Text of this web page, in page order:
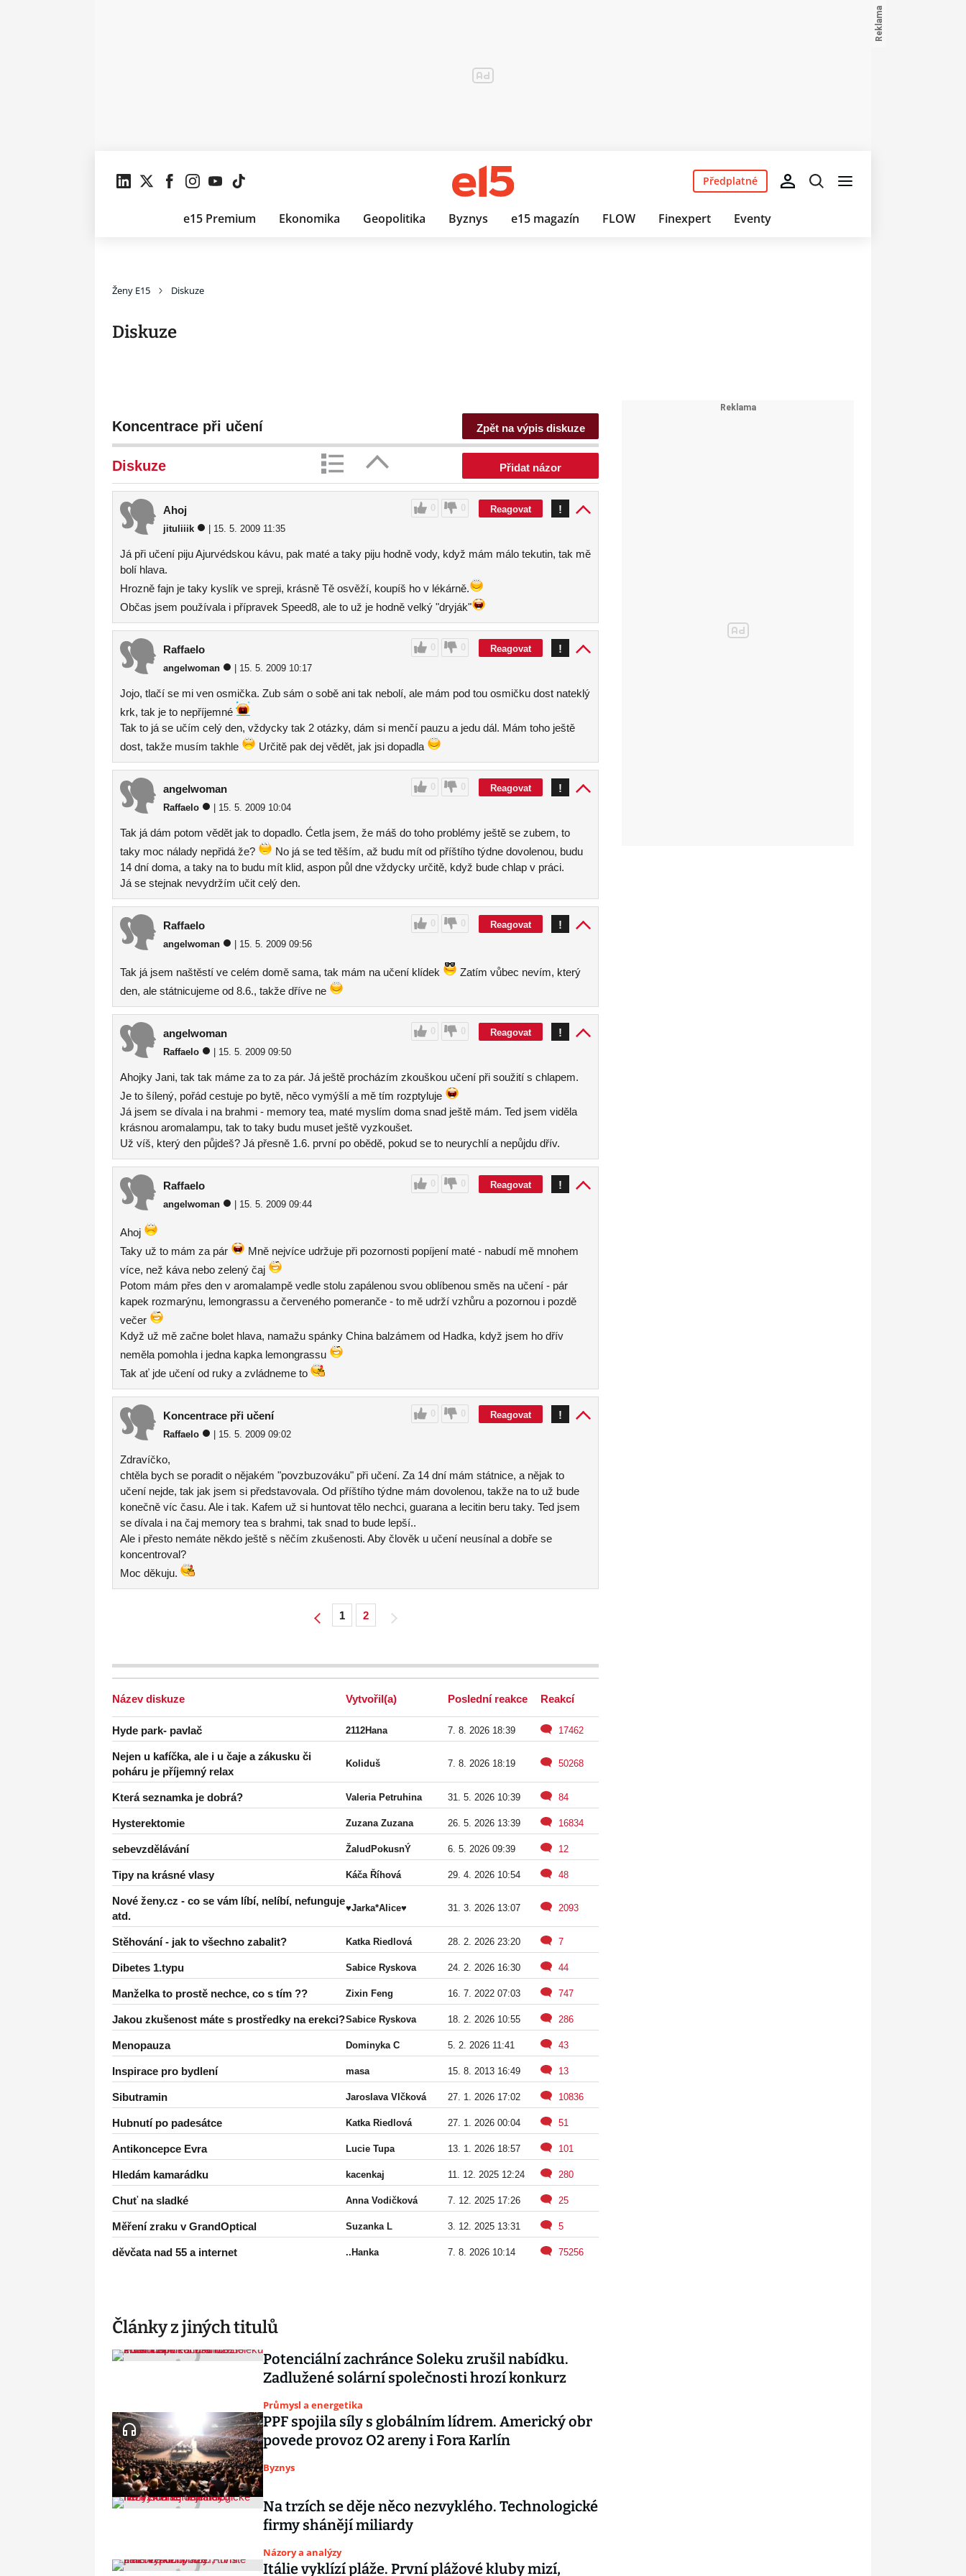
e15 Premium Ekonomika Geopolitika Byznys e15 magazín FLOW Finexpert Eventy
Předplatné
Ženy E15 Diskuze
Diskuze
Koncentrace při učení Zpět na výpis diskuze
Diskuze Přidat názor
Ahoj
jituliiik | 15. 5. 2009 11:35
0 0 Reagovat !
Já při učení piju Ajurvédskou kávu, pak maté a taky piju hodně vody, když mám málo tekutin, tak mě
bolí hlava.
Hrozně fajn je taky kyslík ve spreji, krásně Tě osvěží, koupíš ho v lékárně.
Občas jsem používala i přípravek Speed8, ale to už je hodně velký "dryják"
Raffaelo
angelwoman | 15. 5. 2009 10:17
0 0 Reagovat !
Jojo, tlačí se mi ven osmička. Zub sám o sobě ani tak nebolí, ale mám pod tou osmičku dost nateklý
krk, tak je to nepříjemné
Tak to já se učím celý den, vždycky tak 2 otázky, dám si menčí pauzu a jedu dál. Mám toho ještě
dost, takže musím takhle
Určitě pak dej vědět, jak jsi dopadla
angelwoman
Raffaelo | 15. 5. 2009 10:04
0 0 Reagovat !
Tak já dám potom vědět jak to dopadlo. Ćetla jsem, že máš do toho problémy ještě se zubem, to
taky moc nálady nepřidá že?
No já se ted těším, až budu mít od příštího týdne dovolenou, budu
14 dní doma, a taky na to budu mít klid, aspon půl dne vždycky určitě, když bude chlap v práci.
Já se stejnak nevydržím učit celý den.
Raffaelo
angelwoman | 15. 5. 2009 09:56
0 0 Reagovat !
Tak já jsem naštěstí ve celém domě sama, tak mám na učení klídek
Zatím vůbec nevím, který
den, ale státnicujeme od 8.6., takže dříve ne
angelwoman
Raffaelo | 15. 5. 2009 09:50
0 0 Reagovat !
Ahojky Jani, tak tak máme za to za pár. Já ještě procházím zkouškou učení při soužití s chlapem.
Je to šílený, pořád cestuje po bytě, něco vymýšlí a mě tím rozptyluje
Já jsem se dívala i na brahmi - memory tea, maté myslím doma snad ještě mám. Ted jsem viděla
krásnou aromalampu, tak to taky budu muset ještě vyzkoušet.
Už víš, který den půjdeš? Já přesně 1.6. první po obědě, pokud se to neurychlí a nepůjdu dřív.
Raffaelo
angelwoman | 15. 5. 2009 09:44
0 0 Reagovat !
Ahoj
Taky už to mám za pár
Mně nejvíce udržuje při pozornosti popíjení maté - nabudí mě mnohem
více, než káva nebo zelený čaj
Potom mám přes den v aromalampě vedle stolu zapálenou svou oblíbenou směs na učení - pár
kapek rozmarýnu, lemongrassu a červeného pomeranče - to mě udrží vzhůru a pozornou i pozdě
večer
Když už mě začne bolet hlava, namažu spánky China balzámem od Hadka, když jsem ho dřív
neměla pomohla i jedna kapka lemongrassu
Tak ať jde učení od ruky a zvládneme to
Koncentrace při učení
Raffaelo | 15. 5. 2009 09:02
0 0 Reagovat !
Zdravíčko,
chtěla bych se poradit o nějakém "povzbuzováku" při učení. Za 14 dní mám státnice, a nějak to
učení nejde, tak jak jsem si představovala. Od příštího týdne mám dovolenou, takže na to už bude
konečně víc času. Ale i tak. Kafem už si huntovat tělo nechci, guarana a lecitin beru taky. Ted jsem
se dívala i na čaj memory tea s brahmi, tak snad to bude lepší..
Ale i přesto nemáte někdo ještě s něčím zkušenosti. Aby člověk u učení neusínal a dobře se
koncentroval?
Moc děkuju.
1 2
Název diskuze Vytvořil(a) Poslední reakce Reakcí
Hyde park- pavlač 2112Hana 7. 8. 2026 18:39 17462
Nejen u kafíčka, ale i u čaje a zákusku či
poháru je příjemný relax
Koliduš 7. 8. 2026 18:19 50268
Která seznamka je dobrá? Valeria Petruhina 31. 5. 2026 10:39 84
Hysterektomie Zuzana Zuzana 26. 5. 2026 13:39 16834
sebevzdělávání ŽaludPokusnÝ 6. 5. 2026 09:39 12
Tipy na krásné vlasy Káča Říhová 29. 4. 2026 10:54 48
Nové ženy.cz - co se vám líbí, nelíbí, nefunguje
atd.
♥Jarka*Alice♥ 31. 3. 2026 13:07 2093
Stěhování - jak to všechno zabalit? Katka Riedlová 28. 2. 2026 23:20 7
Dibetes 1.typu Sabice Ryskova 24. 2. 2026 16:30 44
Manželka to prostě nechce, co s tím ?? Zixin Feng 16. 7. 2022 07:03 747
Jakou zkušenost máte s prostředky na erekci?Sabice Ryskova 18. 2. 2026 10:55 286
Menopauza Dominyka C 5. 2. 2026 11:41 43
Inspirace pro bydlení masa 15. 8. 2013 16:49 13
Sibutramin Jaroslava Vlčková 27. 1. 2026 17:02 10836
Hubnutí po padesátce Katka Riedlová 27. 1. 2026 00:04 51
Antikoncepce Evra Lucie Tupa 13. 1. 2026 18:57 101
Hledám kamarádku kacenkaj 11. 12. 2025 12:24 280
Chuť na sladké Anna Vodičková 7. 12. 2025 17:26 25
Měření zraku v GrandOptical Suzanka L 3. 12. 2025 13:31 5
děvčata nad 55 a internet ..Hanka 7. 8. 2026 10:14 75256
Články z jiných titulů
Potenciální zachránce Soleku zrušil nabídku.
Zadlužené solární společnosti hrozí konkurz
Průmysl a energetika
PPF spojila síly s globálním lídrem. Americký obr
povede provoz O2 areny i Fora Karlín
Byznys
Na trzích se děje něco nezvyklého. Technologické
firmy shánějí miliardy
Názory a analýzy
Itálie vyklízí pláže. První plážové kluby mizí,